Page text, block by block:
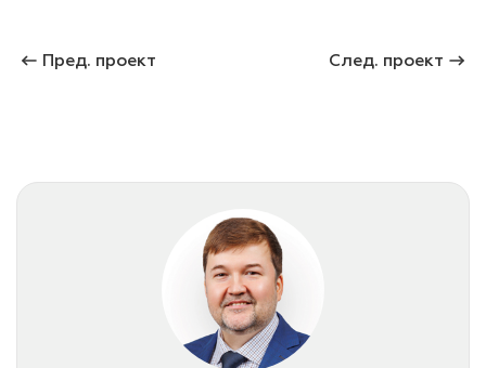
Пред. проект След. проект